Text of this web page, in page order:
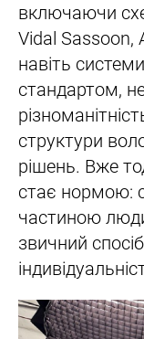
включаючи
Vidal Sassoon,
навіть
стандартом,
структури
рішень. Вже
стає нормою:
частиною
звичний